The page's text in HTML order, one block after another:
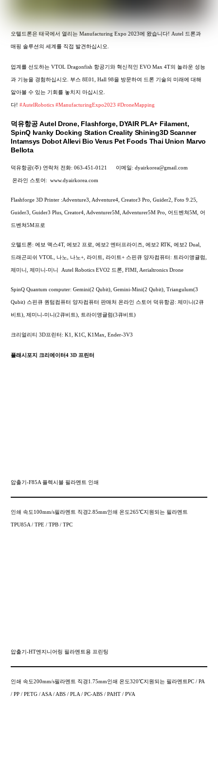
오텔드론은 태국에서 열리는 Manufacturing Expo 2023에 왔습니다! Autel 드론과
매핑 솔루션의 세계를 직접 발견하십시오.
업계를 선도하는 VTOL Dragonfish 항공기와 혁신적인 EVO Max 4T의 놀라운 성능
과 기능을 경험하십시오. 부스 8E01, Hall 98을 방문하여 드론 기술의 미래에 대해
알아볼 수 있는 기회를 놓치지 마십시오.
다!#AutelRobotics #ManufacturingExpo2023 #DroneMapping
덕유항공 Autel Drone, Flashforge, DYAIR PLA+ Filament,
SpinQ Ivanky Docking Station Creality Shining3D Scanner
Intamsys Dobot Allevi Bio Verus Pet Foods Thai Union Marvo
Bellota
덕유항공(주) 연락처 전화: 063-451-0121 이메일: dyairkorea@gmail.com
온라인 스토어: www.dyairkorea.com
Flashforge 3D Printer :Adventure3, Adventure4, Creator3 Pro, Guider2, Foto 9.25,
Guider3, Guider3 Plus, Creator4, Adventurer5M, Adventurer5M Pro, 어드벤쳐5M, 어
드벤쳐5M프로
오텔드론: 에보 맥스4T, 에보2 프로, 에보2 엔터프라이즈, 에보2 RTK, 에보2 Dual,
드래곤피쉬 VTOL, 나노, 나노+, 라이트, 라이트+ 스핀큐 양자컴퓨터: 트라이앵귤럼,
제미니, 제미니-미니 Autel Robotics EVO2 드론, FIMI, Aerialtronics Drone
SpinQ Quantum computer: Gemini(2 Qubit), Gemini-Mini(2 Qubit), Triangulum(3
Qubit) 스핀큐 퀀텀컴퓨터 양자컴퓨터 판매처 온라인 스토어 덕유항공: 제미니(2큐
비트), 제미니-미니(2큐비트), 트라이앵귤럼(3큐비트)
크리얼리티 3D프린터: K1, K1C, K1Max, Ender-3V3
플래시포지 크리에이터4 3D 프린터
압출기-F85A 플렉시블 필라멘트 인쇄
인쇄 속도100mm/s필라멘트 직경2.85mm인쇄 온도265℃지원되는 필라멘트
TPU85A / TPE / TPB / TPC
압출기-HT엔지니어링 필라멘트용 프린팅
인쇄 속도200mm/s필라멘트 직경1.75mm인쇄 온도320℃지원되는 필라멘트PC / PA
/ PP / PETG / ASA / ABS / PLA / PC-ABS / PAHT / PVA